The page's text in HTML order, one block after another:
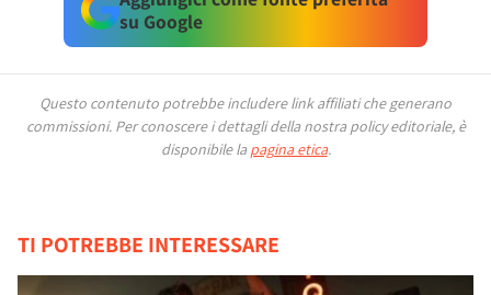
su Google
Questo contenuto potrebbe includere link affiliati che generano
commissioni. Per conoscere i dettagli della nostra policy editoriale, è
disponibile la pagina etica.
TI POTREBBE INTERESSARE